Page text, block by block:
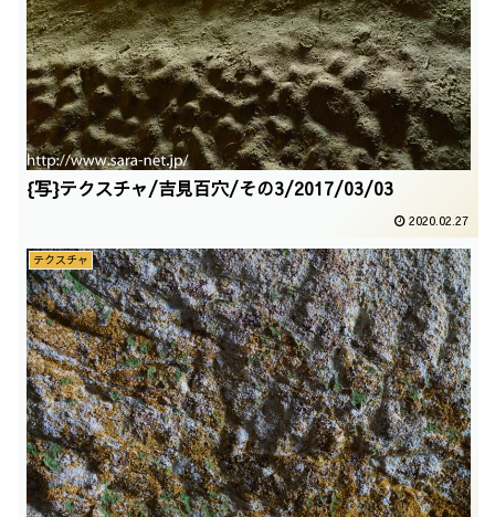
{写}テクスチャ/吉見百穴/その3/2017/03/03
2020.02.27
テクスチャ